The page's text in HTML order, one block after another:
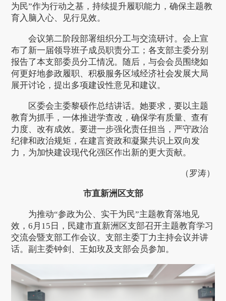
为民”作为行动之基，持续提升履职能力，确保主题教
育入脑入心、见行见效。
会议第二阶段部署组织分工与交流研讨。会上宣
布了新一届领导班子成员职责分工；各支部主委分别
报告了本支部委员分工情况。随后，与会会员围绕如
何更好地参政履职、积极服务区域经济社会发展大局
展开讨论，提出多项建设性意见和建议。
区委会主委黎硕作总结讲话。她要求，要以主题
教育为抓手，一体推进学查改，确保学有质量、查有
力度、改有成效。要进一步强化责任担当，严守政治
纪律和政治规矩，在建言资政和凝聚共识上双向发
力，为加快建设现代化强区作出新的更大贡献。
（罗涛）
市直新洲区支部
为推动“参政为公、实干为民”主题教育落地见
效，6月15日，民建市直新洲区支部召开主题教育学习
交流会暨支部工作会议。支部主委丁力主持会议并讲
话。副主委钟剑、王如玫及支部会员参加。